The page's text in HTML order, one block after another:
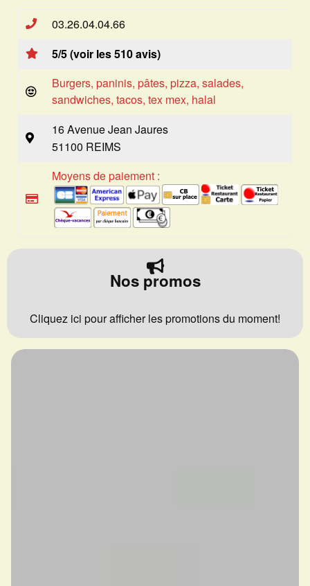
03.26.04.04.66
5/5 (voir les 510 avis)
Burgers, paninis, pâtes, pizza, salades,
sandwiches, tacos, tex mex, halal
16 Avenue Jean Jaures
51100 REIMS
Moyens de paiement :
Nos promos
Cliquez ici pour afficher les promotions du moment!